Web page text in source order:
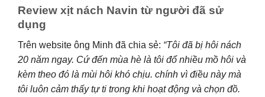
Review xịt nách Navin từ người đã sử
dụng
Trên website ông Minh đã chia sẻ: “Tôi đã bị hôi nách
20 năm ngay. Cứ đến mùa hè là tôi đổ nhiều mồ hôi và
kèm theo đó là mùi hôi khó chịu. chính vì điều này mà
tôi luôn cảm thấy tự ti trong khi hoạt động và chọn đồ.